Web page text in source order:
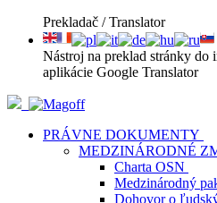
Prekladač / Translator
Nástroj na preklad stránky do
aplikácie Google Translator
PRÁVNE DOKUMENTY
MEDZINÁRODNÉ
Charta OSN
Medzinárodný
Dohovor o